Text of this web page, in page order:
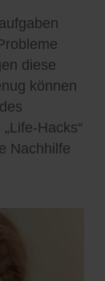
diese
können
Hacks“
Nachhilfe